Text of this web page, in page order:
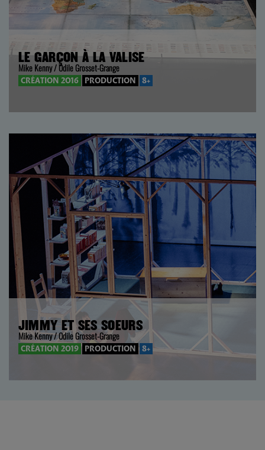
LE GARÇON À LA VALISE
Mike Kenny / Odile Grosset-Grange
CRÉATION 2016 PRODUCTION 8+
JIMMY ET SES SOEURS
Mike Kenny / Odile Grosset-Grange
CRÉATION 2019 PRODUCTION 8+